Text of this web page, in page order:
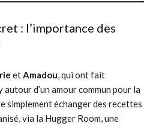
: l’importance des
et Amadou , qui ont fait
d’un amour commun pour la
simplement échanger des recettes
via la Hugger Room, une